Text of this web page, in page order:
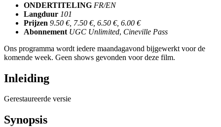
ONDERTITELING FR/EN
Langduur 101
Prijzen 9.50 €, 7.50 €, 6.50 €, 6.00 €
Abonnement UGC Unlimited, Cineville Pass
Ons programma wordt iedere maandagavond bijgewerkt voor de
komende week. Geen shows gevonden voor deze film.
Inleiding
Gerestaureerde versie
Synopsis